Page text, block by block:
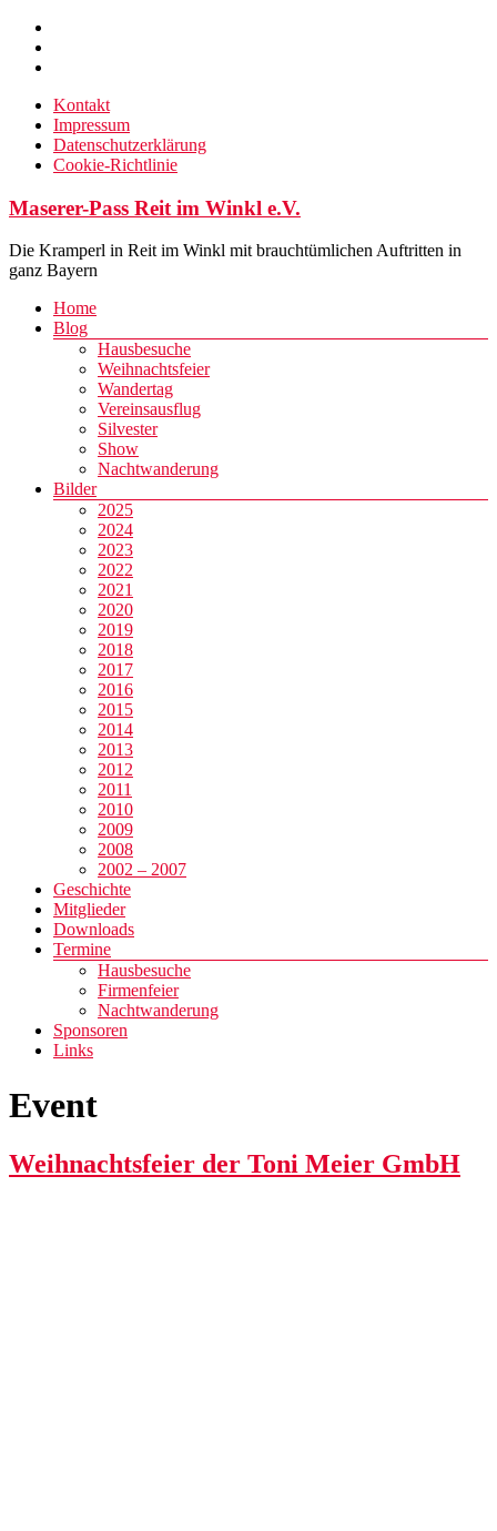
Zum
Inhalt
springen
Kontakt
Impressum
Datenschutzerklärung
Cookie-Richtlinie
Maserer-Pass Reit im Winkl e.V.
Die Kramperl in Reit im Winkl mit brauchtümlichen Auftritten in
ganz Bayern
Menü
Home
Blog
Hausbesuche
Weihnachtsfeier
Wandertag
Vereinsausflug
Silvester
Show
Nachtwanderung
Bilder
2025
2024
2023
2022
2021
2020
2019
2018
2017
2016
2015
2014
2013
2012
2011
2010
2009
2008
2002 – 2007
Geschichte
Mitglieder
Downloads
Termine
Hausbesuche
Firmenfeier
Nachtwanderung
Sponsoren
Links
Event
Weihnachtsfeier der Toni Meier GmbH